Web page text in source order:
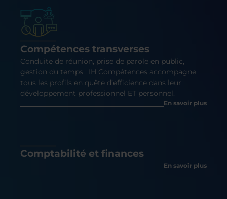
Compétences transverses
Conduite de réunion, prise de parole en public,
gestion du temps : IH Compétences accompagne
tous les profils en quête d’efficience dans leur
développement professionnel ET personnel.
En savoir plus
Comptabilité et finances
En savoir plus